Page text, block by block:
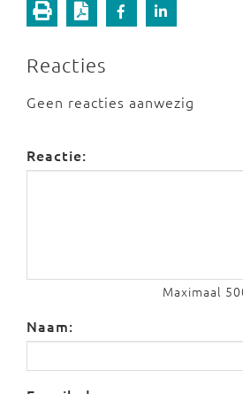
Reacties
Geen reacties aanwezig
Reactie:
Maximaal
Naam: